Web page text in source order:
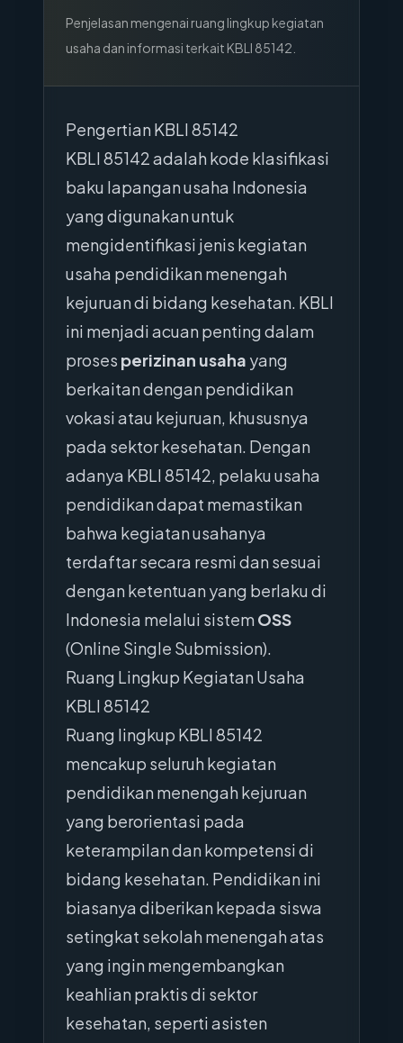
Penjelasan mengenai ruang lingkup kegiatan
usaha dan informasi terkait KBLI 85142
Pengertian KBLI 85142
KBLI 85142 adalah kode klasifikasi
baku lapangan usaha Indonesia
yang digunakan untuk
mengidentifikasi jenis kegiatan
usaha pendidikan menengah
kejuruan di bidang kesehatan. KBLI
ini menjadi acuan penting dalam
proses perizinan usaha yang
berkaitan dengan pendidikan
vokasi atau kejuruan, khususnya
pada sektor kesehatan. Dengan
adanya KBLI 85142, pelaku usaha
pendidikan dapat memastikan
bahwa kegiatan usahanya
terdaftar secara resmi dan sesuai
dengan ketentuan yang berlaku di
Indonesia melalui sistem OSS
(Online Single Submission).
Ruang Lingkup Kegiatan Usaha
KBLI 85142
Ruang lingkup KBLI 85142
mencakup seluruh kegiatan
pendidikan menengah kejuruan
yang berorientasi pada
keterampilan dan kompetensi di
bidang kesehatan. Pendidikan ini
biasanya diberikan kepada siswa
setingkat sekolah menengah atas
yang ingin mengembangkan
keahlian praktis di sektor
kesehatan, seperti asisten